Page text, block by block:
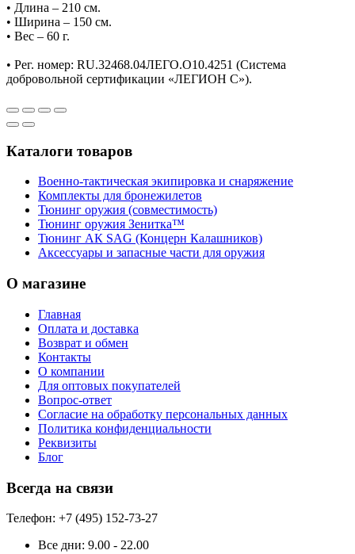
• Длина – 210 см.
• Ширина – 150 см.
• Вес – 60 г.
• Рег. номер: RU.32468.04ЛЕГО.О10.4251 (Система
добровольной сертификации «ЛЕГИОН С»).
Каталоги товаров
Военно-тактическая экипировка и снаряжение
Комплекты для бронежилетов
Тюнинг оружия (совместимость)
Тюнинг оружия Зенитка™
Тюнинг АК SAG (Концерн Калашников)
Аксессуары и запасные части для оружия
О магазине
Главная
Оплата и доставка
Возврат и обмен
Контакты
О компании
Для оптовых покупателей
Вопрос-ответ
Согласие на обработку персональных данных
Политика конфиденциальности
Реквизиты
Блог
Всегда на связи
Телефон: +7 (495) 152-73-27
Все дни: 9.00 - 22.00